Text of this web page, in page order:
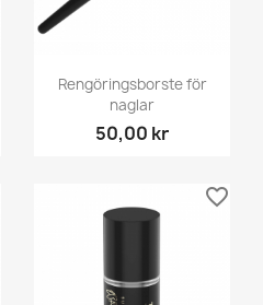
Rengöringsborste för
naglar
50,00 kr
favorite_border